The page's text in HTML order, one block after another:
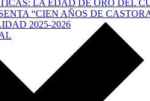
LA EDAD DE ORO DEL
“CIEN AÑOS DE
2025-2026